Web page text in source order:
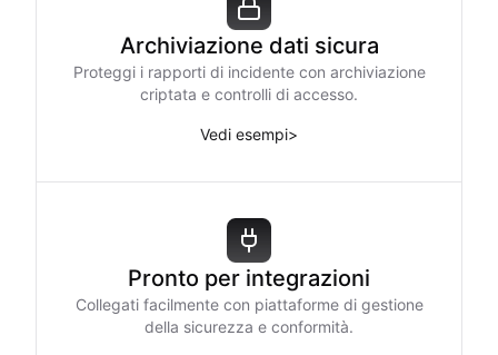
Archiviazione dati sicura
Proteggi i rapporti di incidente con archiviazione
criptata e controlli di accesso.
Vedi esempi>
Pronto per integrazioni
Collegati facilmente con piattaforme di gestione
della sicurezza e conformità.